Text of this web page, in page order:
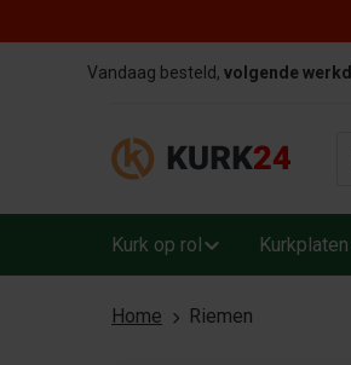
Vandaag besteld, volgende
Kurk op rol Kurkplaten
Home Riemen